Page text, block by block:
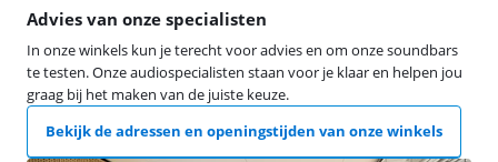
Advies van onze specialisten
In onze winkels kun je terecht voor advies en om onze soundbars
te testen. Onze audiospecialisten staan voor je klaar en helpen jou
graag bij het maken van de juiste keuze.
Bekijk de adressen en openingstijden van onze winkels